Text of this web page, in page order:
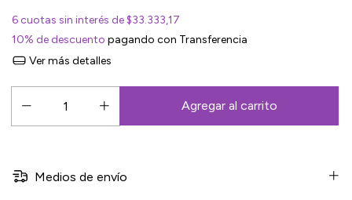
6cuotas sin interés de$33.333,17
10% de descuento pagando con Transferencia
Ver más detalles
Medios de envío